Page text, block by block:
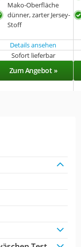
Mako-Oberfläche
dünner, zarter Jersey-
Stoff
Details ansehen
Sofort lieferbar
Zum Angebot »